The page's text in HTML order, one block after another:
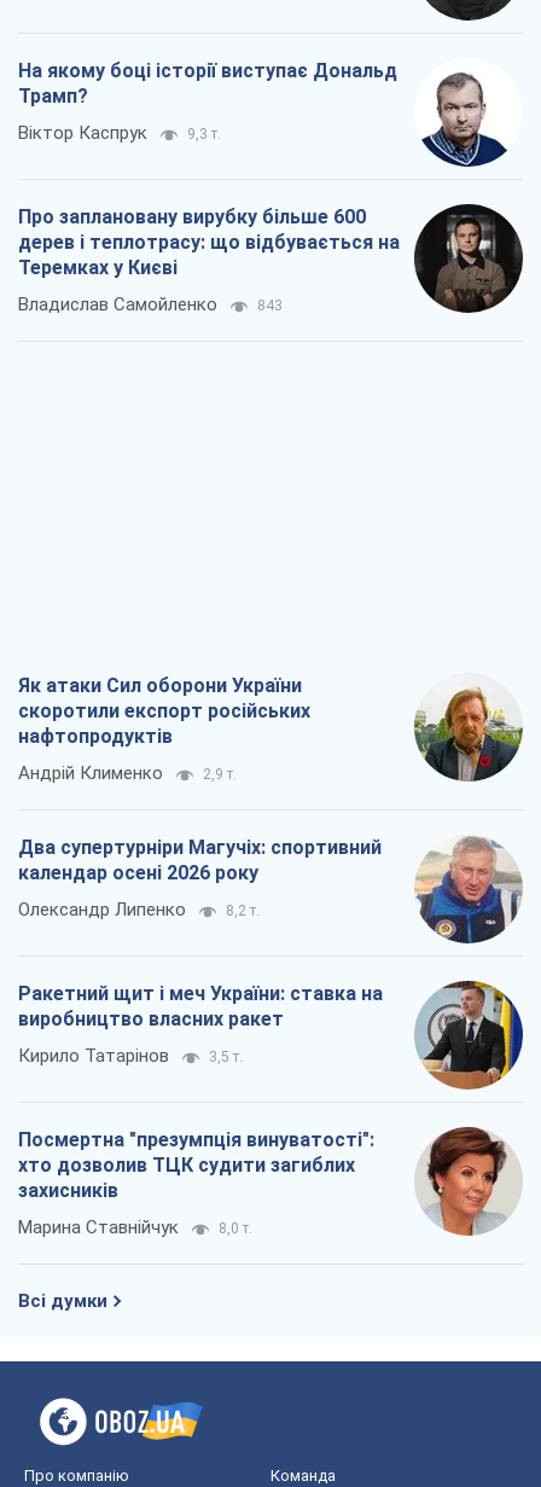
На якому боці історії виступає Дональд
Трамп?
Віктор Каспрук 9,3 т.
Про заплановану вирубку більше 600
дерев і теплотрасу: що відбувається на
Теремках у Києві
Владислав Самойленко 843
Як атаки Сил оборони України
скоротили експорт російських
нафтопродуктів
Андрій Клименко 2,9 т.
Два супертурніри Магучіх: спортивний
календар осені 2026 року
Олександр Липенко 8,2 т.
Ракетний щит і меч України: ставка на
виробництво власних ракет
Кирило Татарінов 3,5 т.
Посмертна "презумпція винуватості":
хто дозволив ТЦК судити загиблих
захисників
Марина Ставнійчук 8,0 т.
Всі думки
Про компанію Команда